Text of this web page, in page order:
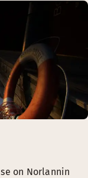
on Norlannin